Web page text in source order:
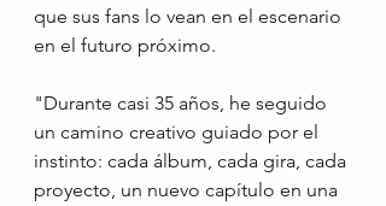
que sus fans lo vean en el escenario
en el futuro próximo.
"Durante casi 35 años, he seguido
un camino creativo guiado por el
instinto: cada álbum, cada gira, cada
proyecto, un nuevo capítulo en una